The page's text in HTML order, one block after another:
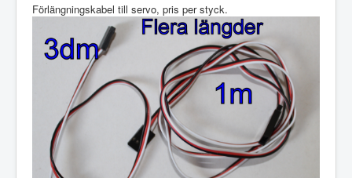
Förlängningskabel till servo, pris per styck.